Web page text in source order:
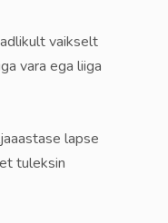
vaikselt
vara ega liiga
lapse
tuleksin